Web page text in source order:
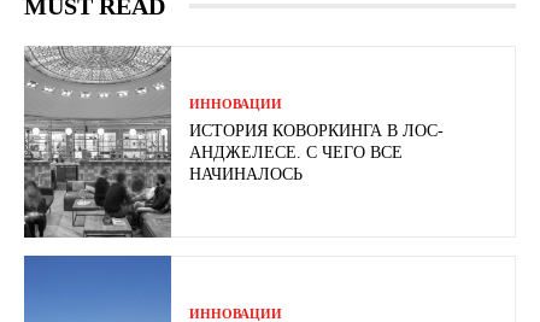
MUST READ
ИННОВАЦИИ
ИСТОРИЯ КОВОРКИНГА В ЛОС-
АНДЖЕЛЕСЕ. С ЧЕГО ВСЕ
НАЧИНАЛОСЬ
ИННОВАЦИИ